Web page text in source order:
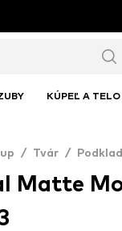
KÚPEĽ A TELO
/ Tvár /
Matte